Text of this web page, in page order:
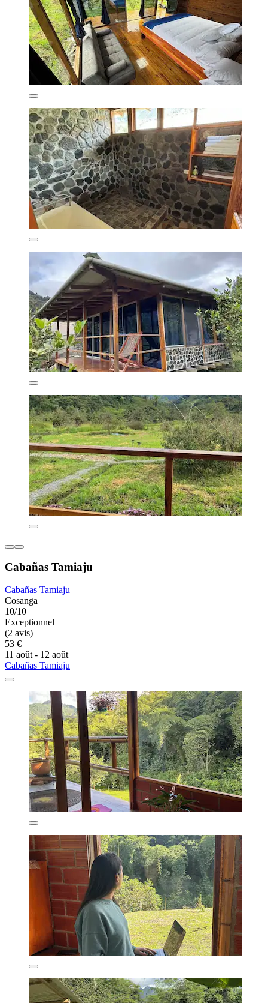
Cabañas Tamiaju
Cabañas Tamiaju
Cosanga
10/10
Exceptionnel
(2 avis)
53 €
11 août - 12 août
Cabañas Tamiaju